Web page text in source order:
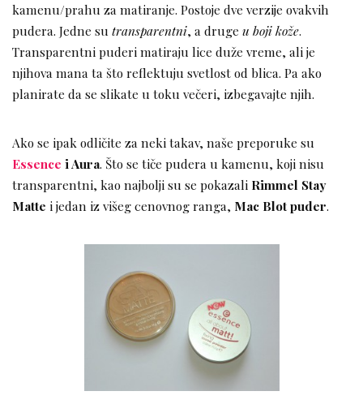
kamenu/prahu za matiranje. Postoje dve verzije ovakvih
pudera. Jedne su transparentni, a druge u boji kože.
Transparentni puderi matiraju lice duže vreme, ali je
njihova mana ta što reflektuju svetlost od blica. Pa ako
planirate da se slikate u toku večeri, izbegavajte njih.
Ako se ipak odličite za neki takav, naše preporuke su
Essence i Aura. Što se tiče pudera u kamenu, koji nisu
transparentni, kao najbolji su se pokazali Rimmel Stay
Matte i jedan iz višeg cenovnog ranga, Mac Blot puder.